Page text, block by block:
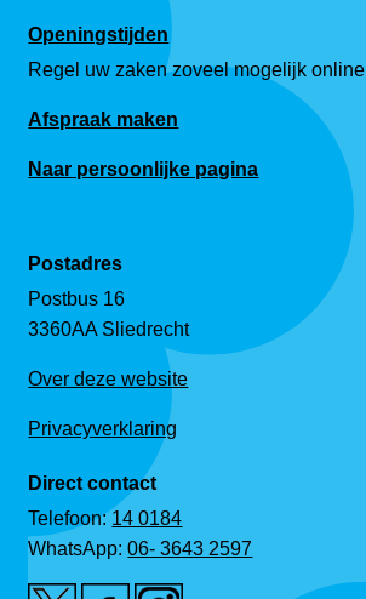
Openingstijden
Regel uw zaken zoveel mogelijk online
Afspraak maken
Naar persoonlijke pagina
Postadres
Postbus 16
3360AA Sliedrecht
Over deze website
Privacyverklaring
Direct contact
Telefoon:14 0184
WhatsApp:06- 3643 2597